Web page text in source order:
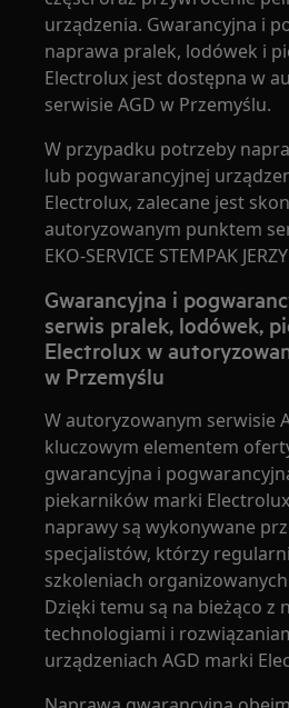
urządzenia. Gwarancyjna i
naprawa pralek, lodówek i
Electrolux jest dostępna w
serwisie AGD w Przemyślu.
W przypadku potrzeby
lub pogwarancyjnej
Electrolux, zalecane jest
autoryzowanym punktem
EKO-SERVICE STEMPAK
Gwarancyjna i
serwis pralek, lodówek,
Electrolux w
w Przemyślu
W autoryzowanym serwisie
kluczowym elementem
gwarancyjna i
piekarników marki
naprawy są wykonywane
specjalistów, którzy
szkoleniach
Dzięki temu są na bieżąco z
technologiami i
urządzeniach AGD marki